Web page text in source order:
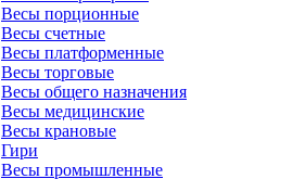
Весы порционные
Весы счетные
Весы платформенные
Весы торговые
Весы общего назначения
Весы медицинские
Весы крановые
Гири
Весы промышленные